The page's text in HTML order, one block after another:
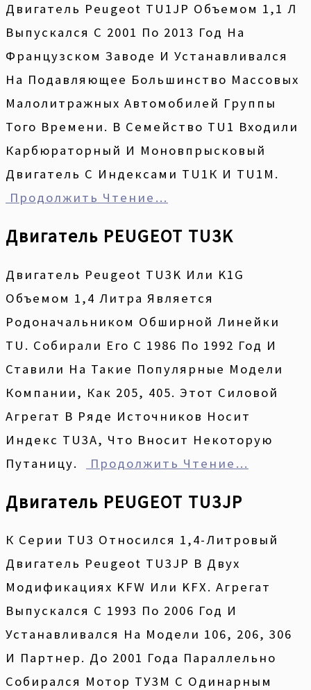
Двигатель Peugeot TU1JP Объемом 1,1 Л
Выпускался С 2001 По 2013 Год На
Французском Заводе И Устанавливался
На Подавляющее Большинство Массовых
Малолитражных Автомобилей Группы
Того Времени. В Семейство ТU1 Входили
Карбюраторный И Моновпрысковый
Двигатель С Индексами ТU1К И ТU1M.
Продолжить Чтение…
Двигатель PEUGEOT TU3K
Двигатель Peugeot TU3K Или K1G
Объемом 1,4 Литра Является
Родоначальником Обширной Линейки
TU. Собирали Его С 1986 По 1992 Год И
Ставили На Такие Популярные Модели
Компании, Как 205, 405. Этот Силовой
Агрегат В Ряде Источников Носит
Индекс TU3A, Что Вносит Некоторую
Путаницу.
Продолжить Чтение…
Двигатель PEUGEOT TU3JP
К Серии TU3 Относился 1,4-Литровый
Двигатель Peugeot TU3JP В Двух
Модификациях KFW Или KFX. Агрегат
Выпускался С 1993 По 2006 Год И
Устанавливался На Модели 106, 206, 306
И Партнер. До 2001 Года Параллельно
Собирался Мотор ТУ3М С Одинарным